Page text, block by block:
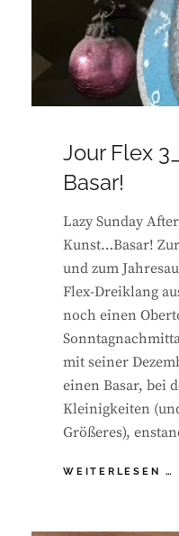
Jour Flex
Basar!
Lazy Sunday
Kunst…Basar!
und zum
Flex-Dreiklang
noch einen
mit seiner
einen Basar, bei
Kleinigkeiten
Größeres),
WEITERLESEN …